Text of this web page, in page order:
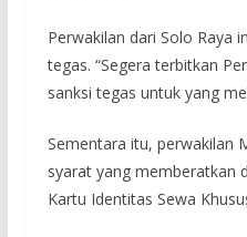
Perwakilan dari Solo Raya
tegas. “Segera terbitkan
sanksi tegas untuk yang
Sementara itu, perwakilan
syarat yang memberatkan
Kartu Identitas Sewa